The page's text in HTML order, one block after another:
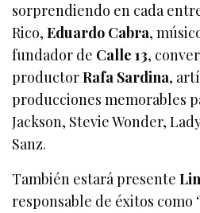
sorprendiendo en cada
Rico,Eduardo Cabra,
fundador de Calle 13,
productorRafa Sardina,
producciones memorables
Jackson, Stevie Wonder,
Sanz.
También estará presente
responsable de éxitos como